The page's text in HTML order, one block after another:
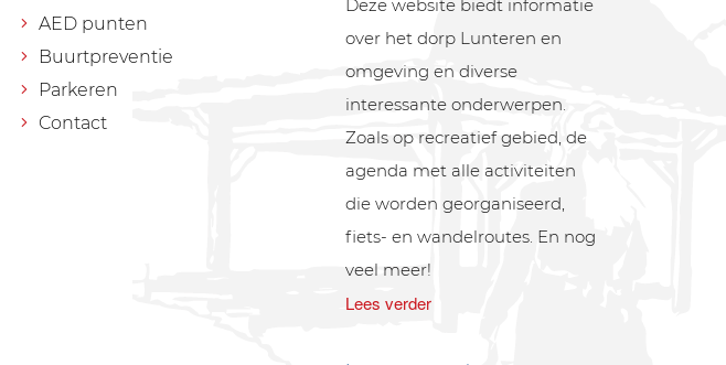
AED punten
Buurtpreventie
Parkeren
Contact
Deze website biedt informatie
over het dorp Lunteren en
omgeving en diverse
interessante onderwerpen.
Zoals op recreatief gebied, de
agenda met alle activiteiten
die worden georganiseerd,
fiets- en wandelroutes. En nog
veel meer!
Lees verder